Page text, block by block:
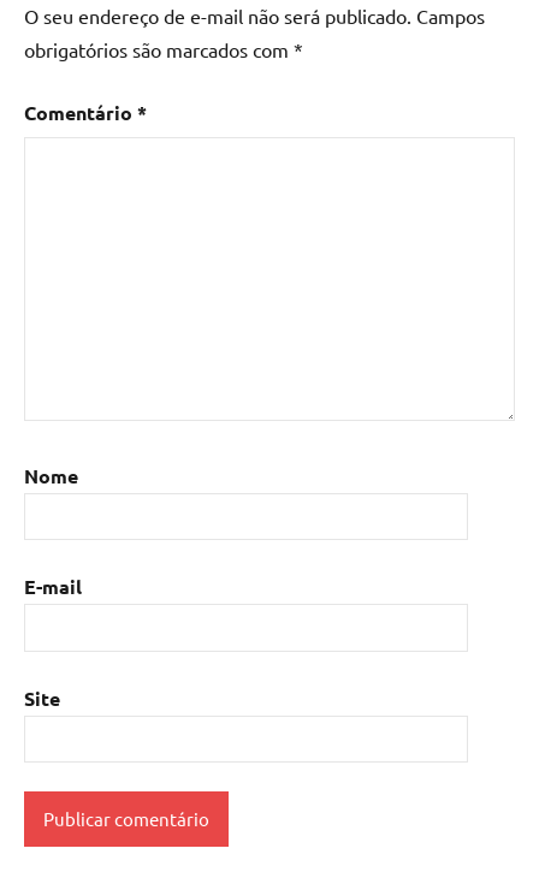
O seu endereço de e-mail não será publicado. Campos
obrigatórios são marcados com *
Comentário *
Nome
E-mail
Site